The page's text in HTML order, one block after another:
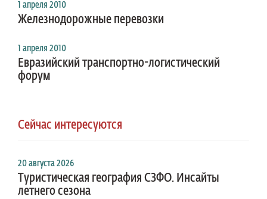
1 апреля 2010
Железнодорожные перевозки
1 апреля 2010
Евразийский транспортно-логистический
форум
Сейчас интересуются
20 августа 2026
Туристическая география СЗФО. Инсайты
летнего сезона